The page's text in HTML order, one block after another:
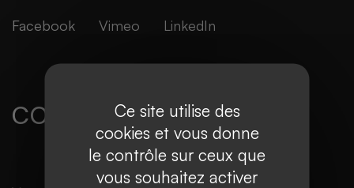
Facebook Vimeo LinkedIn
CONTACTEZ-NOUS
Ce site utilise des
cookies et vous donne
le contrôle sur ceux que
vous souhaitez activer